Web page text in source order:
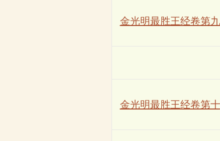
金光明最胜王经卷第九
金光明最胜王经卷第十